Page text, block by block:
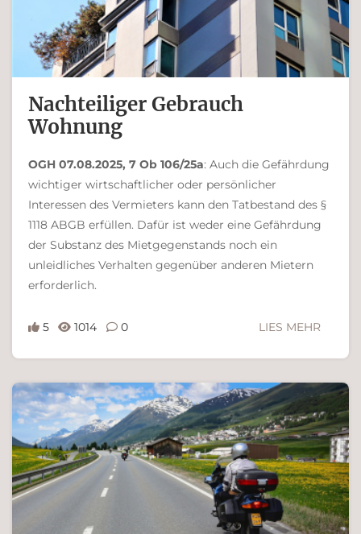
Nachteiliger Gebrauch
Wohnung
OGH 07.08.2025, 7 Ob 106/25a: Auch die Gefährdung
wichtiger wirtschaftlicher oder persönlicher
Interessen des Vermieters kann den Tatbestand des §
1118 ABGB erfüllen. Dafür ist weder eine Gefährdung
der Substanz des Mietgegenstands noch ein
unleidliches Verhalten gegenüber anderen Mietern
erforderlich.
5 1014 0 LIES MEHR
Ferdinand Bachinger